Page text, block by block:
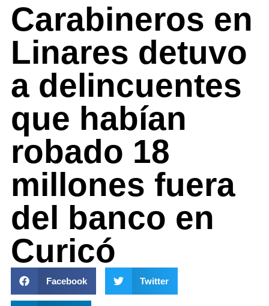
Carabineros en
Linares detuvo
a delincuentes
que habían
robado 18
millones fuera
del banco en
Curicó
Facebook Twitter